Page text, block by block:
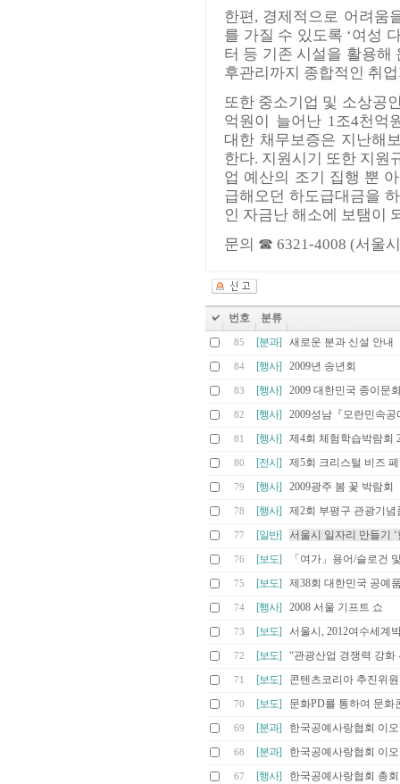
한편, 경제적으로 어려움
를 가질 수 있도록 ‘여성
터 등 기존 시설을 활용해
후관리까지 종합적인 취
또한 중소기업 및 소상공
억원이 늘어난 1조4천억
대한 채무보증은 지난해
한다. 지원시기 또한 지원
업 예산의 조기 집행 뿐
급해오던 하도급대금을
인 자금난 해소에 보탬이
문의 ☎ 6321-4008 (서울
번호 분류
85 [분과] 새로운 분과 신설 안내
84 [행사] 2009년 송년회
83 [행사] 2009 대한민국 종이문
82 [행사] 2009성남『모란민속
81 [행사] 제4회 체험학습박람회
80 [전시] 제5회 크리스털 비즈 페
79 [행사] 2009광주 봄 꽃 박람회
78 [행사] 제2회 부평구 관광기
77 [일반] 서울시 일자리 만들기 ‘
76 [보도] 「여가」용어/슬로건
75 [보도] 제38회 대한민국 공예
74 [행사] 2008 서울 기프트 쇼
73 [보도] 서울시, 2012여수세계
72 [보도] “관광산업 경쟁력 강화
71 [보도] 콘텐츠코리아 추진위
70 [보도] 문화PD를 통하여 문화
69 [분과] 한국공예사랑협회 이
68 [분과] 한국공예사랑협회 이
67 [행사] 한국공예사랑협회 총회